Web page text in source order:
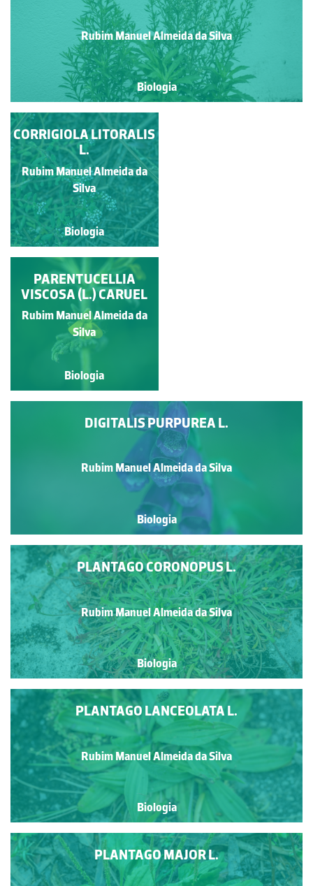
Rubim Manuel Almeida da Silva
Biologia
CARDAMINE HIRSUTA
L.
Rubim Manuel Almeida da
Silva
Biologia
CORRIGIOLA LITORALIS
L.
Rubim Manuel Almeida da
Silva
Biologia
ERIGERON
KARVINSKIANUS DC.
Rubim Manuel Almeida da
Silva
Biologia
DIGITALIS PURPUREA L.
Rubim Manuel Almeida da Silva
Biologia
PLANTAGO CORONOPUS L.
Rubim Manuel Almeida da Silva
Biologia
PLANTAGO LANCEOLATA L.
Rubim Manuel Almeida da Silva
Biologia
PLANTAGO MAJOR L.
PARENTUCELLIA
VISCOSA (L.) CARUEL
Rubim Manuel Almeida da
Silva
Biologia